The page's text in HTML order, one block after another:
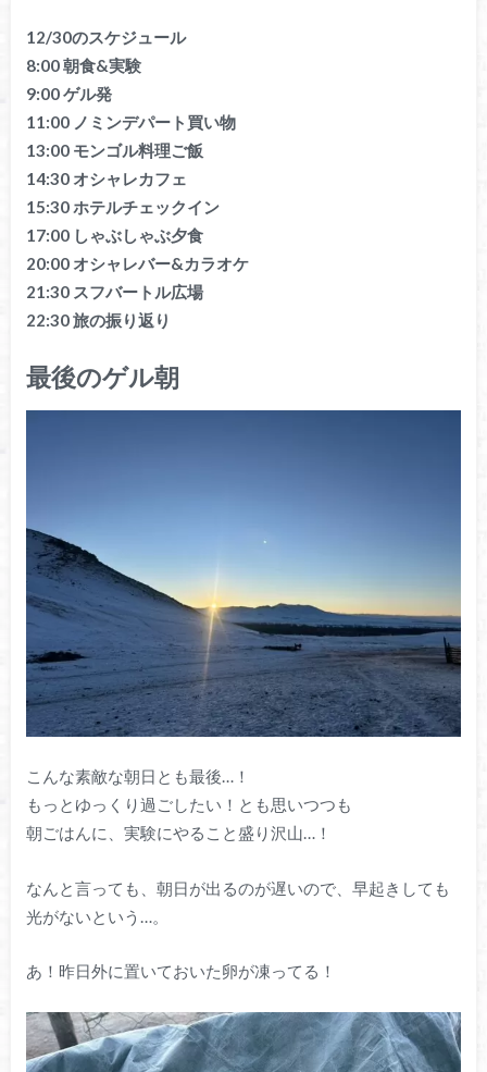
12/30のスケジュール
8:00 朝食&実験
9:00 ゲル発
11:00 ノミンデパート買い物
13:00 モンゴル料理ご飯
14:30 オシャレカフェ
15:30 ホテルチェックイン
17:00 しゃぶしゃぶ夕食
20:00 オシャレバー&カラオケ
21:30 スフバートル広場
22:30 旅の振り返り
最後のゲル朝
こんな素敵な朝日とも最後…！
もっとゆっくり過ごしたい！とも思いつつも
朝ごはんに、実験にやること盛り沢山…！
なんと言っても、朝日が出るのが遅いので、早起きしても
光がないという…。
あ！昨日外に置いておいた卵が凍ってる！